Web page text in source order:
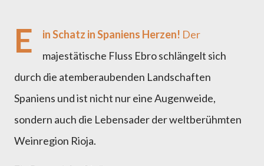
E in Schatz in Spaniens Herzen! Der
majestätische Fluss Ebro schlängelt sich
durch die atemberaubenden Landschaften
Spaniens und ist nicht nur eine Augenweide,
sondern auch die Lebensader der weltberühmten
Weinregion Rioja.